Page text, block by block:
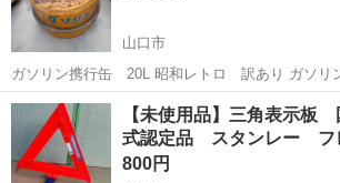
山口市
ガソリン携行缶 20L 昭和レトロ 訳あり ガソリン携行缶 ガソリン満
タン入れて見たところタンク本体自体の漏れはあ
ャップの締まりが悪く揺らすとそこから漏れます 外観錆多くタンク内
はそこまで錆は見られま...
山口 山口市 メンテナンス用品
【未使用品】三角表示板
式認定品 スタンレー
800円